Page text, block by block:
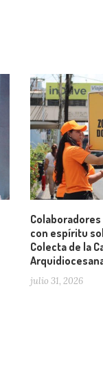
con espíritu
Colecta de la
julio 31, 2026